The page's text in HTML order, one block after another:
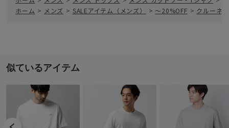
ホーム > メンズ > SALEアイテム（メンズ） > ～20%OFF > クルーネ